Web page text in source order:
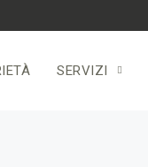
SERVIZI